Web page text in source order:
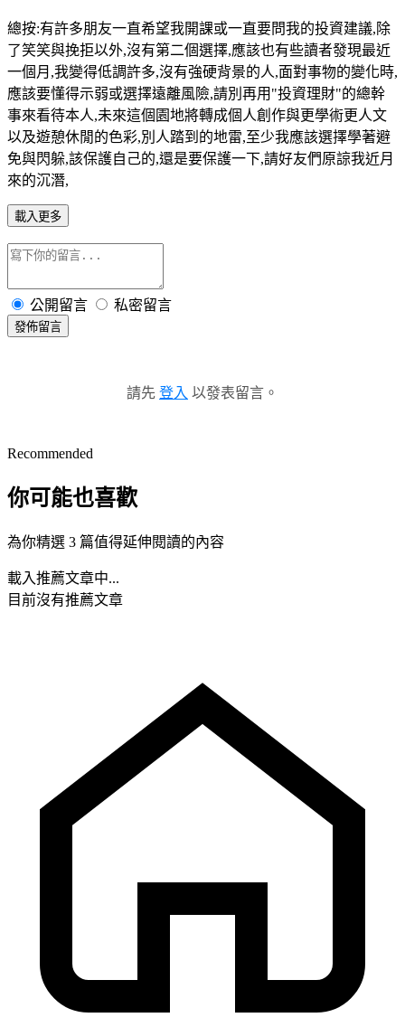
總按:有許多朋友一直希望我開課或一直要問我的投資建議,除
了笑笑與挽拒以外,沒有第二個選擇,應該也有些讀者發現最近
一個月,我變得低調許多,沒有強硬背景的人,面對事物的變化時,
應該要懂得示弱或選擇遠離風險,請別再用"投資理財"的總幹
事來看待本人,未來這個園地將轉成個人創作與更學術更人文
以及遊憩休閒的色彩,別人踏到的地雷,至少我應該選擇學著避
免與閃躲,該保護自己的,還是要保護一下,請好友們原諒我近月
來的沉潛,
載入更多
公開留言 私密留言
發佈留言
請先 登入 以發表留言。
Recommended
你可能也喜歡
為你精選 3 篇值得延伸閱讀的內容
載入推薦文章中...
目前沒有推薦文章